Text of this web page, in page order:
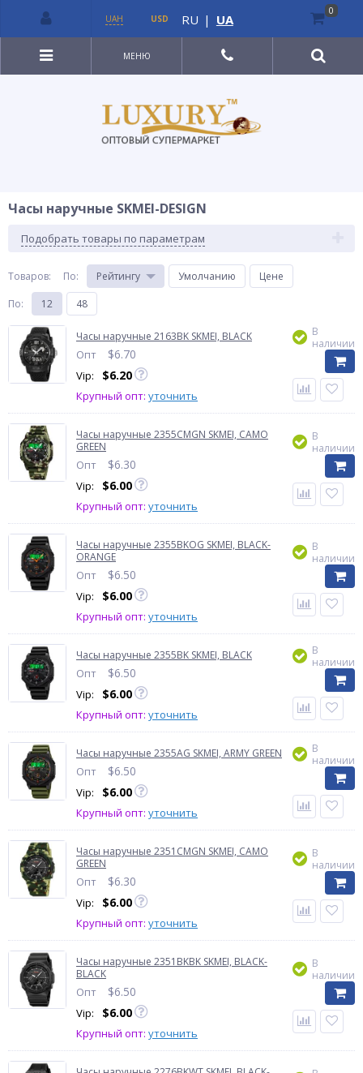
МЕНЮ
Часы наручные SKMEI-DESIGN
Подобрать товары по параметрам
Товаров: По: Рейтингу Умолчанию
Цене
По: 12 48
Часы наручные 2163BK SKMEI, BLACK
Опт $6.70
Vip: $6.20
Крупный опт: уточнить
В
наличии
Часы наручные 2355CMGN SKMEI, CAMO
GREEN
Опт $6.30
Vip: $6.00
Крупный опт: уточнить
В
наличии
Часы наручные 2355BKOG SKMEI, BLACK-
ORANGE
Опт $6.50
Vip: $6.00
Крупный опт: уточнить
В
наличии
Часы наручные 2355BK SKMEI, BLACK
Опт $6.50
Vip: $6.00
Крупный опт: уточнить
В
наличии
Часы наручные 2355AG SKMEI, ARMY GREEN
Опт $6.50
Vip: $6.00
Крупный опт: уточнить
В
наличии
Часы наручные 2351CMGN SKMEI, CAMO
GREEN
Опт $6.30
Vip: $6.00
Крупный опт: уточнить
В
наличии
Часы наручные 2351BKBK SKMEI, BLACK-
BLACK
Опт $6.50
Vip: $6.00
Крупный опт: уточнить
В
наличии
UAH USD RU | UA
0